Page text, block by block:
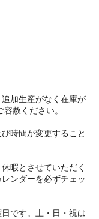
加生産がなく在庫が
赦ください。
時間が変更すること
暇とさせていただく
ンダーを必ずチェッ
です。土・日・祝は